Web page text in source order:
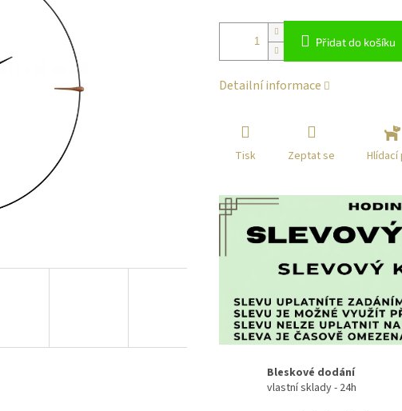
Přidat do košíku
Detailní informace
Tisk Zeptat se Hlídací
Bleskové dodání
vlastní sklady - 24h